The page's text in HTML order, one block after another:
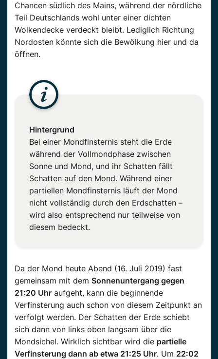
Chancen südlich des Mains, während der nördliche
Teil Deutschlands wohl unter einer dichten
Wolkendecke verdeckt bleibt. Lediglich Richtung
Nordosten könnte sich die Bewölkung hier und da
öffnen.
Hintergrund
Bei einer Mondfinsternis steht die Erde
während der Vollmondphase zwischen
Sonne und Mond, und ihr Schatten fällt
Schatten auf den Mond. Während einer
partiellen Mondfinsternis läuft der Mond
nicht vollständig durch den Erdschatten –
wird also entsprechend nur teilweise von
diesem bedeckt.
Da der Mond heute Abend (16. Juli 2019) fast
gemeinsam mit dem Sonnenuntergang gegen
21:20 Uhr aufgeht, kann die beginnende
Verfinsterung auch schon von diesem Zeitpunkt an
verfolgt werden. Der Schatten der Erde schiebt
sich dann von links oben langsam über die
Mondsichel. Wirklich sichtbar wird die partielle
Verfinsterung dann ab etwa 21:25 Uhr. Um 22:02